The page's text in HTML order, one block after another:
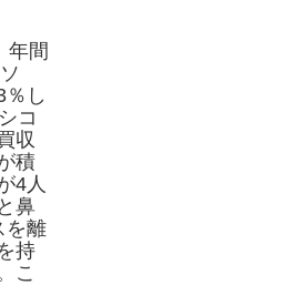
年間
し
コ
収
積
4人
鼻
を離
持
こ